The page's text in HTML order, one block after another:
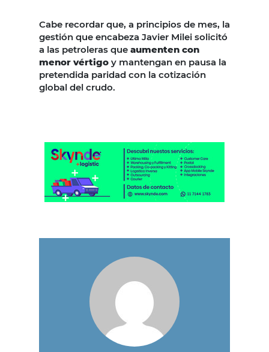
Cabe recordar que, a principios de mes, la
gestión que encabeza Javier Milei solicitó
a las petroleras que aumenten con
menor vértigo y mantengan en pausa la
pretendida paridad con la cotización
global del crudo.